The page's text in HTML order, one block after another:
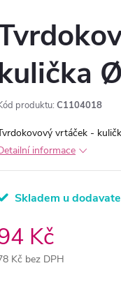
produktu: C1104018
vrtáček -
informace
Skladem u
Kč
Kč bez DPH